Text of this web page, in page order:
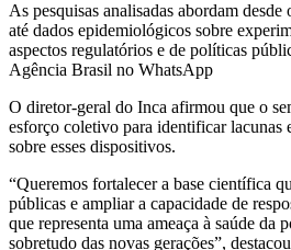
As pesquisas analisadas abordam desde
até dados epidemiológicos sobre
aspectos regulatórios e de políticas
Agência Brasil no WhatsApp
O diretor-geral do Inca afirmou que o
esforço coletivo para identificar lacunas
sobre esses dispositivos.
“Queremos fortalecer a base científica
públicas e ampliar a capacidade de
que representa uma ameaça à saúde da
sobretudo das novas gerações”,